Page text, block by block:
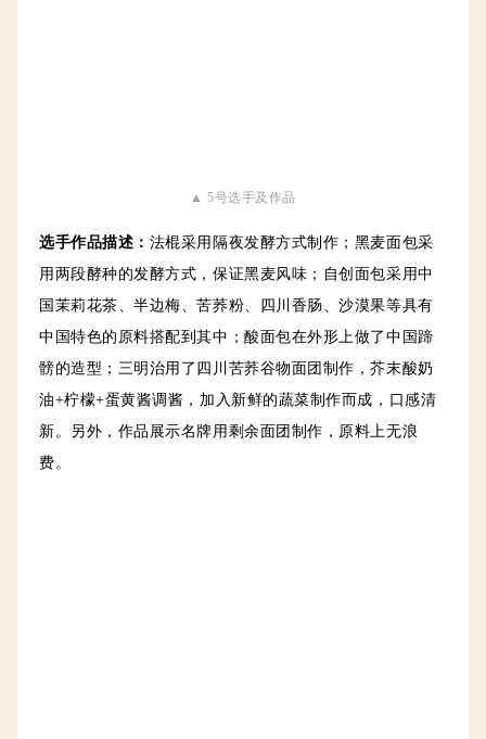
▲ 5号选手及作品
选手作品描述： 法棍采用隔夜发酵方式制作；黑麦面包采
用两段酵种的发酵方式，保证黑麦风味；自创面包采用中
国茉莉花茶、半边梅、苦荞粉、四川香肠、沙漠果等具有
中国特色的原料搭配到其中；酸面包在外形上做了中国蹄
髈的造型；三明治用了四川苦荞谷物面团制作，芥末酸奶
油+柠檬+蛋黄酱调酱，加入新鲜的蔬菜制作而成，口感清
新。另外，作品展示名牌用剩余面团制作，原料上无浪
费。